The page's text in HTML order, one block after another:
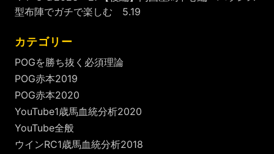
型布陣でガチで楽しむ 5.19
カテゴリー
POGを勝ち抜く必須理論
POG赤本2019
POG赤本2020
YouTube1歳馬血統分析2020
YouTube全般
ウインRC1歳馬血統分析2018